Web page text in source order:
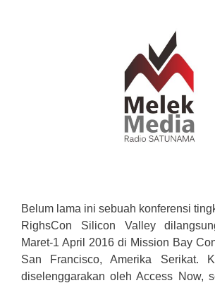
Belum lama ini sebuah konferensi
RighsCon Silicon Valley
Maret-1 April 2016 di Mission Bay
San Francisco, Amerika Serikat.
diselenggarakan oleh Access Now,